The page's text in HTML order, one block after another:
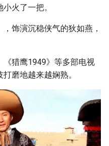
火了一把。
饰演沉稳侠气的狄如燕，
《猎鹰1949》等多部电视
磨地越来越娴熟。